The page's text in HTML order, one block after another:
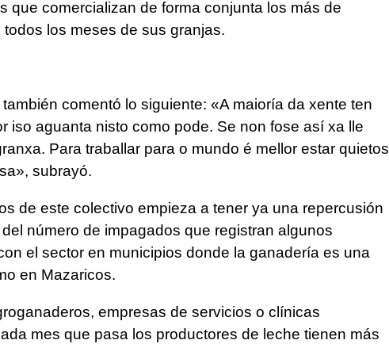
que comercializan de forma conjunta los más de
los meses de sus granjas.
comentó lo siguiente: «A maioría da xente ten
iso aguanta nisto como pode. Se non fose así xa lle
Para traballar para o mundo é mellor estar quietos
subrayó.
de este colectivo empieza a tener ya una repercusión
número de impagados que registran algunos
el sector en municipios donde la ganadería es una
en Mazaricos.
empresas de servicios o clínicas
mes que pasa los productores de leche tienen más